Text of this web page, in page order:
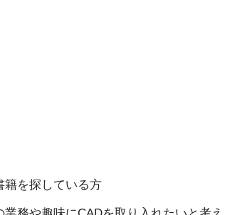
籍を探している方